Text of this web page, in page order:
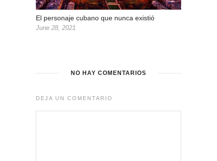
El personaje cubano que nunca existió
June 28, 2021
NO HAY COMENTARIOS
DEJA UN COMENTARIO